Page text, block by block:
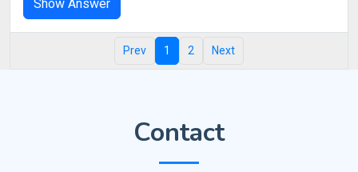
Show Answer
Prev 1 2 Next
Contact